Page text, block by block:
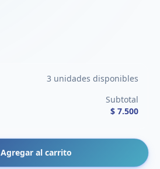
3 unidades disponibles
Subtotal
$ 7.500
Agregar al carrito